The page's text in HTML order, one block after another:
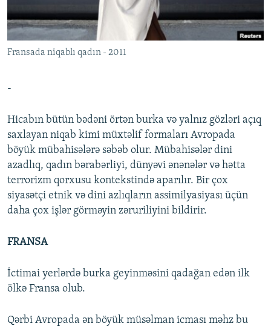
İNFOQRAFIKA
KARIKATURA
AZƏRBAYCAN ƏDƏBIYYATI KITABXANASI
İSLAM VƏ DEMOKRATIYA
İZ - MƏDƏNIYYƏT PROQRAMI
MISSIYAMIZ
PEŞƏ ETIKASI VƏ JURNALISTIKA STANDARTLARIMIZ
MATERIALLARIMIZDAN ISTIFADƏ
XƏBƏR BÜLLETENLƏRIMIZ
BIZI IZLƏ
Fransada niqablı qadın - 2011
-
Hicabın bütün bədəni örtən burka və yalnız gözləri açıq
saxlayan niqab kimi müxtəlif formaları Avropada
böyük mübahisələrə səbəb olur. Mübahisələr dini
azadlıq, qadın bərabərliyi, dünyəvi ənənələr və hətta
terrorizm qorxusu kontekstində aparılır. Bir çox
siyasətçi etnik və dini azlıqların assimilyasiyası üçün
daha çox işlər görməyin zəruriliyini bildirir.
FRANSA
İctimai yerlərdə burka geyinməsini qadağan edən ilk
ölkə Fransa olub.
Qərbi Avropada ən böyük müsəlman icması məhz bu